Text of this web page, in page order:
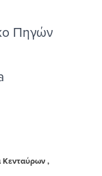
Πηγών
Κενταύρων ,